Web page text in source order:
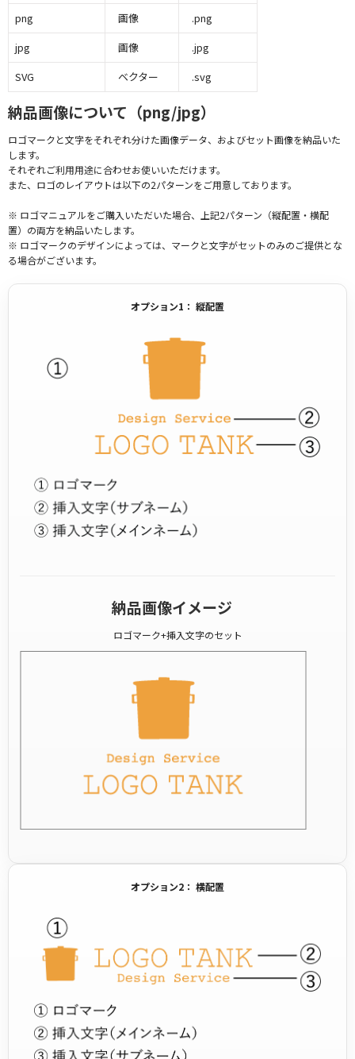
png
画像
.png
jpg
画像
.jpg
SVG
ベクター .svg
納品画像について（png/jpg）
ロゴマークと文字をそれぞれ分けた画像データ、およびセット画像を納品いた
します。
それぞれご利用用途に合わせお使いいただけます。
また、ロゴのレイアウトは以下の2パターンをご用意しております。
※ ロゴマニュアルをご購入いただいた場合、上記2パターン（縦配置・横配
置）の両方を納品いたします。
※ ロゴマークのデザインによっては、マークと文字がセットのみのご提供とな
る場合がございます。
オプション1： 縦配置
納品画像イメージ
ロゴマーク+挿入文字のセット
オプション2： 横配置